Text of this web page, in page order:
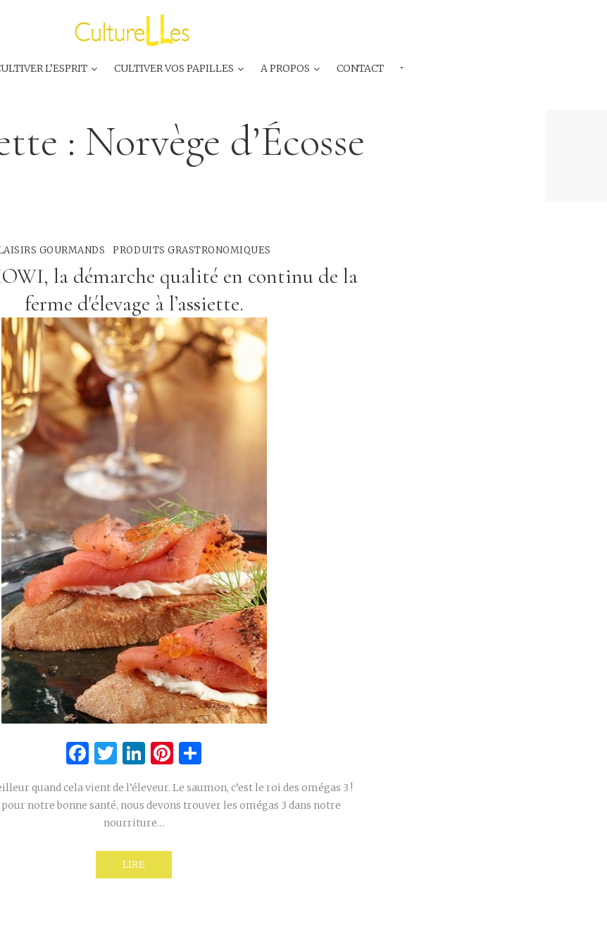
L’ESPRIT CULTIVER VOS PAPILLES A PROPOS CONTACT ···
: Norvège d’Écosse
GOURMANDS PRODUITS GRASTRONOMIQUES
la démarche qualité en continu de la
ferme d'élevage à l’assiette.
Facebook
Twitter
LinkedIn
Pinterest
quand cela vient de l’éleveur. Le saumon, c’est le roi des omégas 3 !
notre bonne santé, nous devons trouver les omégas 3 dans notre
nourriture…
LIRE